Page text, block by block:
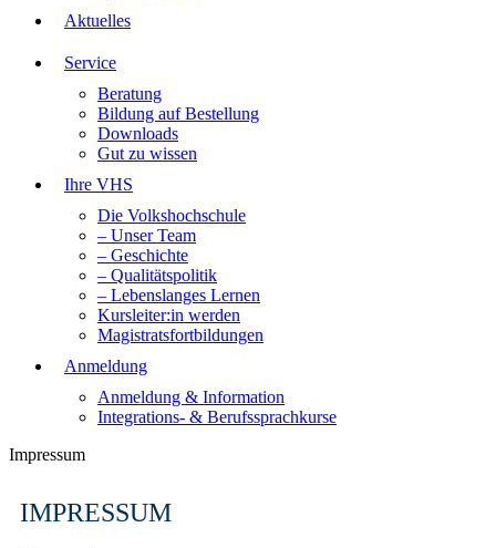
Aktuelles
Service
Beratung
Bildung auf Bestellung
Downloads
Gut zu wissen
Ihre VHS
Die Volkshochschule
– Unser Team
– Geschichte
– Qualitätspolitik
– Lebenslanges Lernen
Kursleiter:in werden
Magistratsfortbildungen
Anmeldung
Anmeldung & Information
Integrations- & Berufssprachkurse
Impressum
IMPRESSUM